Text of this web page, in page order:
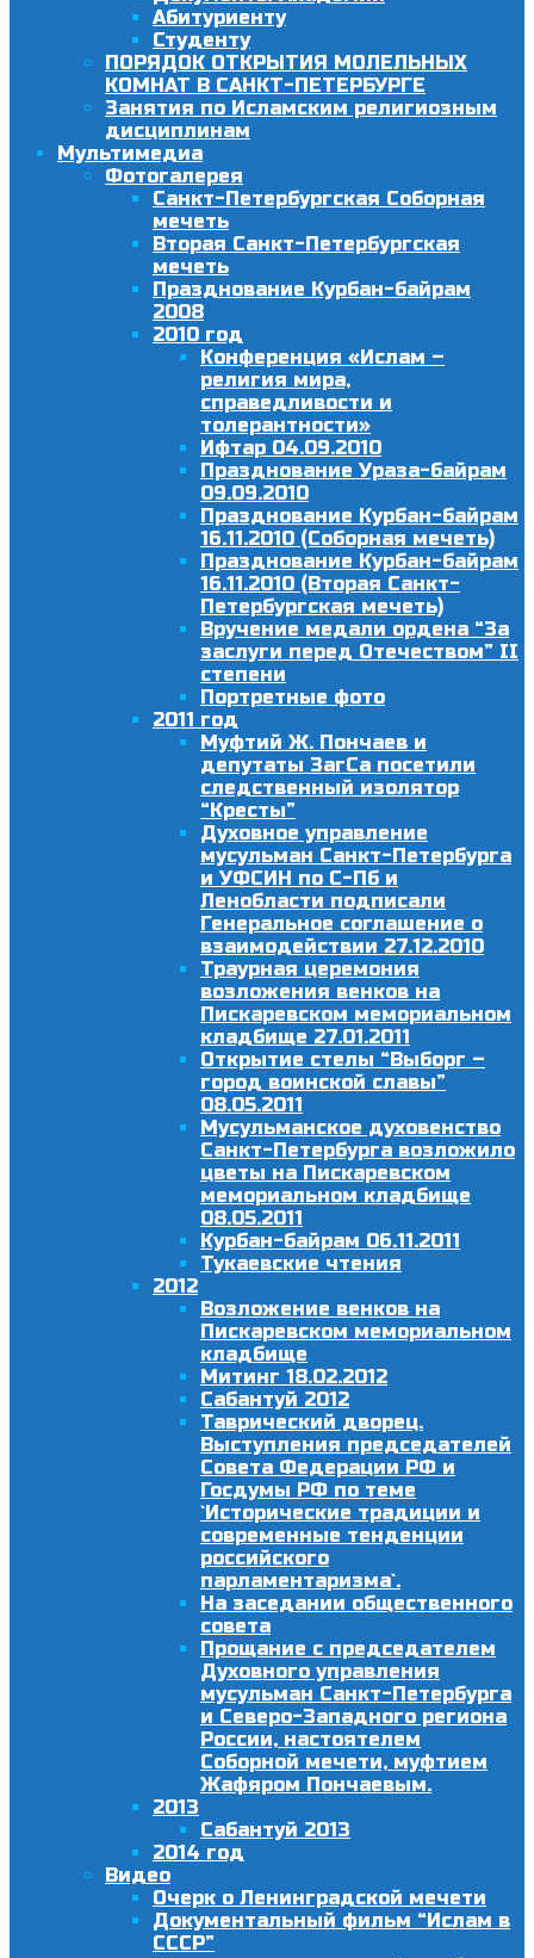
Абитуриенту
Студенту
ПОРЯДОК ОТКРЫТИЯ МОЛЕЛЬНЫХ
КОМНАТ В САНКТ-ПЕТЕРБУРГЕ
Занятия по Исламским религиозным
дисциплинам
Мультимедиа
Фотогалерея
Санкт-Петербургская Соборная
мечеть
Вторая Санкт-Петербургская
мечеть
Празднование Курбан-байрам
2008
2010 год
Конференция «Ислам –
религия мира,
справедливости и
толерантности»
Ифтар 04.09.2010
Празднование Ураза-байрам
09.09.2010
Празднование Курбан-байрам
16.11.2010 (Соборная мечеть)
Празднование Курбан-байрам
16.11.2010 (Вторая Санкт-
Петербургская мечеть)
Вручение медали ордена “За
заслуги перед Отечеством” II
степени
Портретные фото
2011 год
Муфтий Ж. Пончаев и
депутаты ЗагСа посетили
следственный изолятор
“Кресты”
Духовное управление
мусульман Санкт-Петербурга
и УФСИН по С-Пб и
Ленобласти подписали
Генеральное соглашение о
взаимодействии 27.12.2010
Траурная церемония
возложения венков на
Пискаревском мемориальном
кладбище 27.01.2011
Открытие стелы “Выборг –
город воинской славы”
08.05.2011
Мусульманское духовенство
Санкт-Петербурга возложило
цветы на Пискаревском
мемориальном кладбище
08.05.2011
Курбан-байрам 06.11.2011
Тукаевские чтения
2012
Возложение венков на
Пискаревском мемориальном
кладбище
Митинг 18.02.2012
Сабантуй 2012
Таврический дворец.
Выступления председателей
Совета Федерации РФ и
Госдумы РФ по теме
`Исторические традиции и
современные тенденции
российского
парламентаризма`.
На заседании общественного
совета
Прощание с председателем
Духовного управления
мусульман Санкт-Петербурга
и Северо-Западного региона
России, настоятелем
Соборной мечети, муфтием
Жафяром Пончаевым.
2013
Сабантуй 2013
2014 год
Видео
Очерк о Ленинградской мечети
Документальный фильм “Ислам в
СССР”